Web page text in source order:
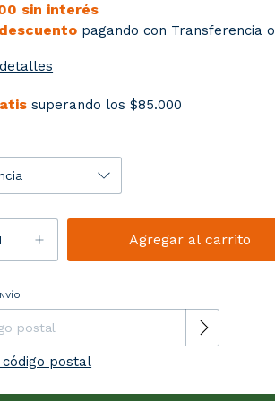
sin interés
pagando con Transferencia o
superando los$85.000
el CP:
postal